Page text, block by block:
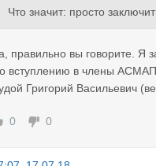
Что значит: просто
правильно вы говорите. Я
вступлению в члены
Григорий Васильевич
0 0